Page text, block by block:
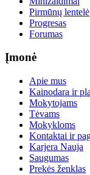
Pirmūnų lentelė
Progresas
Forumas
Įmonė
Apie mus
Kainodara ir
Mokytojams
Tėvams
Mokykloms
Kontaktai ir
Karjera Nauja
Saugumas
Prekės ženklas